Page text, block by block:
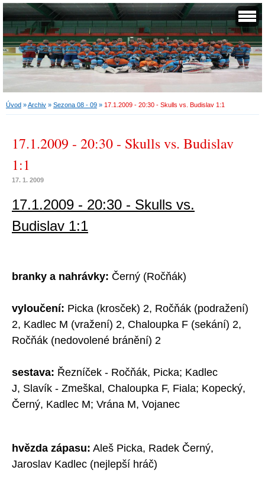
Úvod »Archiv » Sezona 08 - 09 » 17.1.2009 - 20:30 - Skulls vs. Budislav 1:1
17.1.2009 - 20:30 - Skulls vs. Budislav
1:1
17. 1. 2009
17.1.2009 - 20:30 - Skulls vs.
Budislav 1:1
branky a nahrávky: Černý (Ročňák)
vyloučení: Picka (krosček) 2, Ročňák (podražení)
2, Kadlec M (vražení) 2, Chaloupka F (sekání) 2,
Ročňák (nedovolené bránění) 2
sestava: Řezníček - Ročňák, Picka; Kadlec
J, Slavík - Zmeškal, Chaloupka F, Fiala; Kopecký,
Černý, Kadlec M; Vrána M, Vojanec
hvězda zápasu: Aleš Picka, Radek Černý,
Jaroslav Kadlec (nejlepší hráč)